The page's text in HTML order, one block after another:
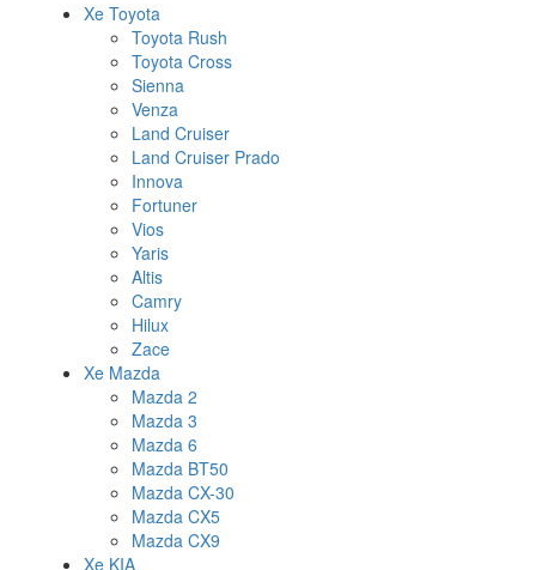
Xe Toyota
Toyota Rush
Toyota Cross
Sienna
Venza
Land Cruiser
Land Cruiser Prado
Innova
Fortuner
Vios
Yaris
Altis
Camry
Hilux
Zace
Xe Mazda
Mazda 2
Mazda 3
Mazda 6
Mazda BT50
Mazda CX-30
Mazda CX5
Mazda CX9
Xe KIA